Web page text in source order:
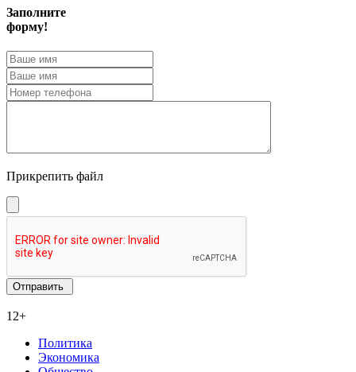
Заполните
форму!
Прикрепить файл
12+
Политика
Экономика